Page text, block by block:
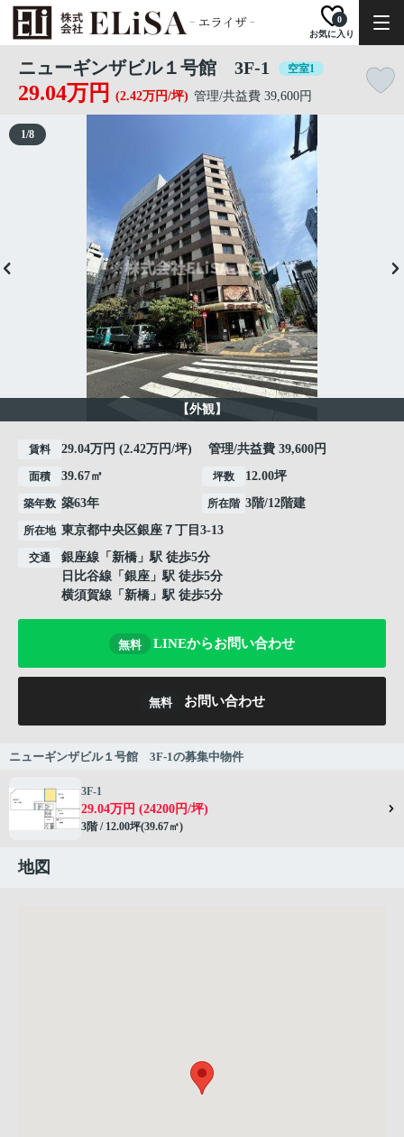
お気に入り
0
ニューギンザビル１号館 3F-1 空室1
29.04万円 (2.42万円/坪) 管理/共益費 39,600円
【外観】
1/8
賃料 29.04万円 (2.42万円/坪) 管理/共益費 39,600円
面積 39.67㎡ 坪数 12.00坪
築年数 築63年 所在階 3階/12階建
所在地 東京都中央区銀座 ７丁目3-13
交通 銀座線 「 新橋 」駅 徒歩5分
日比谷線 「 銀座 」駅 徒歩5分
横須賀線 「 新橋 」駅 徒歩5分
無料 LINEからお問い合わせ
無料 お問い合わせ
ニューギンザビル１号館 3F-1の募集中物件
3F-1
29.04万円 (24200円/坪)
3階 / 12.00坪(39.67㎡)
地図